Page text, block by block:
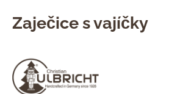
Zaječice s vajíčky